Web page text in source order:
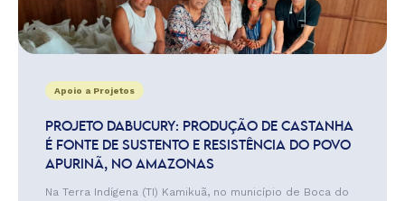
Apoio a Projetos
PROJETO DABUCURY: PRODUÇÃO DE CASTANHA
É FONTE DE SUSTENTO E RESISTÊNCIA DO POVO
APURINÃ, NO AMAZONAS
Na Terra Indígena (TI) Kamikuã, no município de Boca do